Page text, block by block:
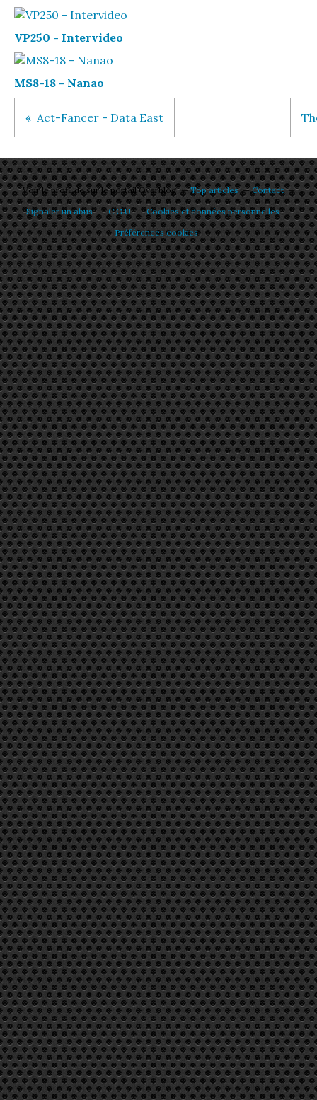
VP250 - Intervideo
MS8-18 - Nanao
Act-Fancer - Data East
Voir le profil desur le portail Overblog Top articles
Contact
Signaler un abus
C.G.U.
Cookies et données personnelles
Préférences cookies